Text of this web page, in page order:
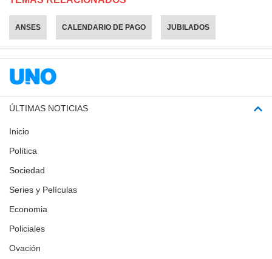
ANSES CALENDARIO DE PAGO JUBILADOS
ÚLTIMAS NOTICIAS
Inicio
Política
Sociedad
Series y Películas
Economia
Policiales
Ovación